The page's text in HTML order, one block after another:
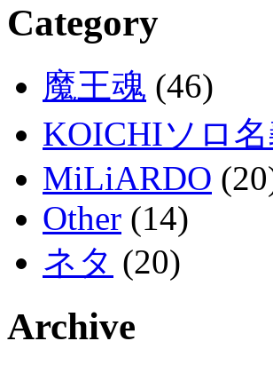
Category
魔王魂 (46)
KOICHIソロ
MiLiARDO
Other (14)
ネタ (20)
Archive